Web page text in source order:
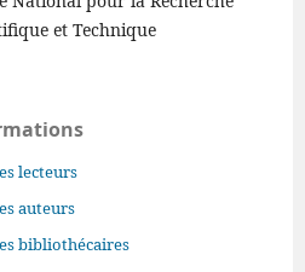
et Technique
lecteurs
auteurs
bibliothécaires